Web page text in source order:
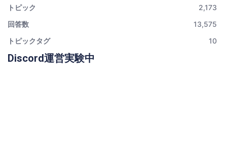
トピック
2,173
回答数
13,575
トピックタグ
10
Discord運営実験中